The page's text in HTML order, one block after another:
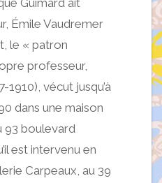
Guimard ait
Émile Vaudremer
le « patron
professeur,
1910), vécut jusqu’à
dans une maison
93 boulevard
est intervenu en
Carpeaux, au 39